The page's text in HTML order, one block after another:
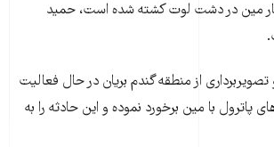
مين در دشت لوت کشته شده است، حميد
از منطقه گندم بريان در حال فعاليت
پاترول با مين برخورد نموده و اين حادثه را به